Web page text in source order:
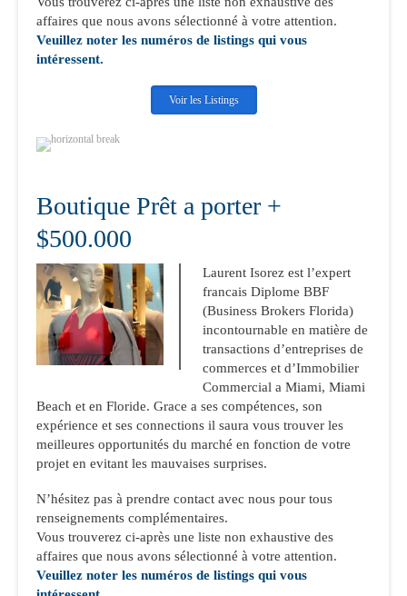
affaires que nous avons sélectionné à votre attention.
Veuillez noter les numéros de listings qui vous
intéressent.
Voir les Listings
Boutique Prêt a porter +
$500.000
Laurent Isorez est l’expert
francais Diplome BBF
(Business Brokers Florida)
incontournable en matière de
transactions d’entreprises de
commerces et d’Immobilier
Commercial a Miami, Miami
Beach et en Floride. Grace a ses compétences, son
expérience et ses connections il saura vous trouver les
meilleures opportunités du marché en fonction de votre
projet en evitant les mauvaises surprises.
N’hésitez pas à prendre contact avec nous pour tous
renseignements complémentaires.
Vous trouverez ci-après une liste non exhaustive des
affaires que nous avons sélectionné à votre attention.
Veuillez noter les numéros de listings qui vous